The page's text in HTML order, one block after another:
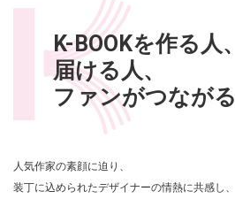
K-BOOKを作る⼈、
届ける⼈、
ファンがつながる
⼈気作家の素顔に迫り、
装丁に込められたデザイナーの情熱に共感し、